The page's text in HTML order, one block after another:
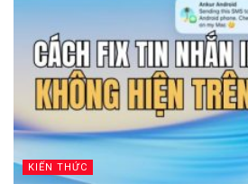
KIẾN THỨC